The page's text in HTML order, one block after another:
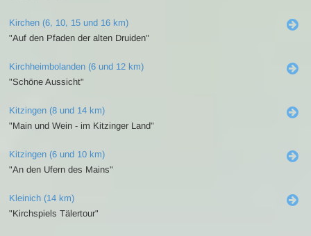
Kirchen (6, 10, 15 und 16 km)
"Auf den Pfaden der alten Druiden"
Kirchheimbolanden (6 und 12 km)
"Schöne Aussicht"
Kitzingen (8 und 14 km)
"Main und Wein - im Kitzinger Land"
Kitzingen (6 und 10 km)
"An den Ufern des Mains"
Kleinich (14 km)
"Kirchspiels Tälertour"